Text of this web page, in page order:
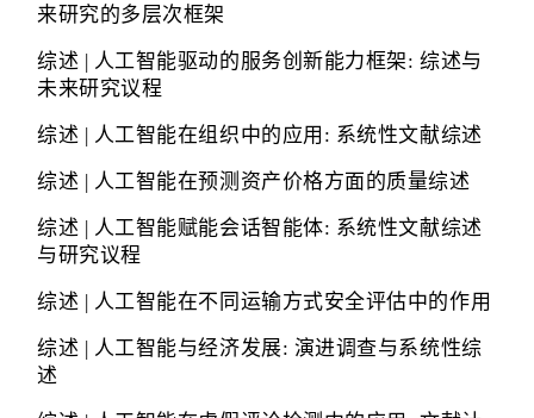
来研究的多层次框架
综述 | 人工智能驱动的服务创新能力框架: 综述与
未来研究议程
综述 | 人工智能在组织中的应用: 系统性文献综述
综述 | 人工智能在预测资产价格方面的质量综述
综述 | 人工智能赋能会话智能体: 系统性文献综述
与研究议程
综述 | 人工智能在不同运输方式安全评估中的作用
综述 | 人工智能与经济发展: 演进调查与系统性综
述